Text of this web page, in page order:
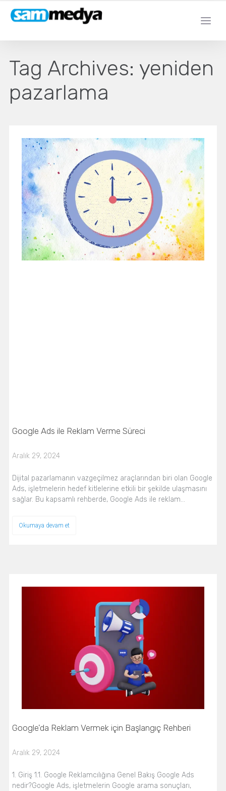
Tag Archives: yeniden
pazarlama
Google Ads ile Reklam Verme Süreci
Aralık 29, 2024
Dijital pazarlamanın vazgeçilmez araçlarından biri olan Google
Ads, işletmelerin hedef kitlelerine etkili bir şekilde ulaşmasını
sağlar. Bu kapsamlı rehberde, Google Ads ile reklam…
Okumaya devam et
Google'da Reklam Vermek için Başlangıç Rehberi
Aralık 29, 2024
1. Giriş 1.1. Google Reklamcılığına Genel Bakış Google Ads
nedir?Google Ads, işletmelerin Google arama sonuçları,